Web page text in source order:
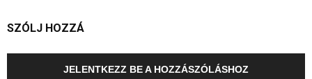
SZÓLJ HOZZÁ
JELENTKEZZ BE A HOZZÁSZÓLÁSHOZ